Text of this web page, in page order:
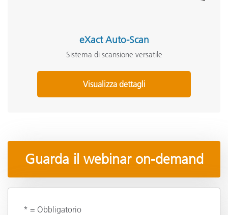
eXact Auto-Scan
Sistema di scansione versatile
Visualizza dettagli
Guarda il webinar on-demand
* = Obbligatorio